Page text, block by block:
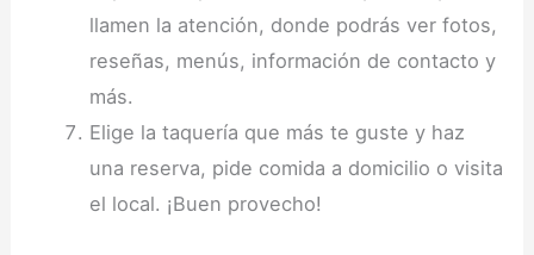
llamen la atención, donde podrás ver fotos,
reseñas, menús, información de contacto y
más.
Elige la taquería que más te guste y haz
una reserva, pide comida a domicilio o visita
el local. ¡Buen provecho!